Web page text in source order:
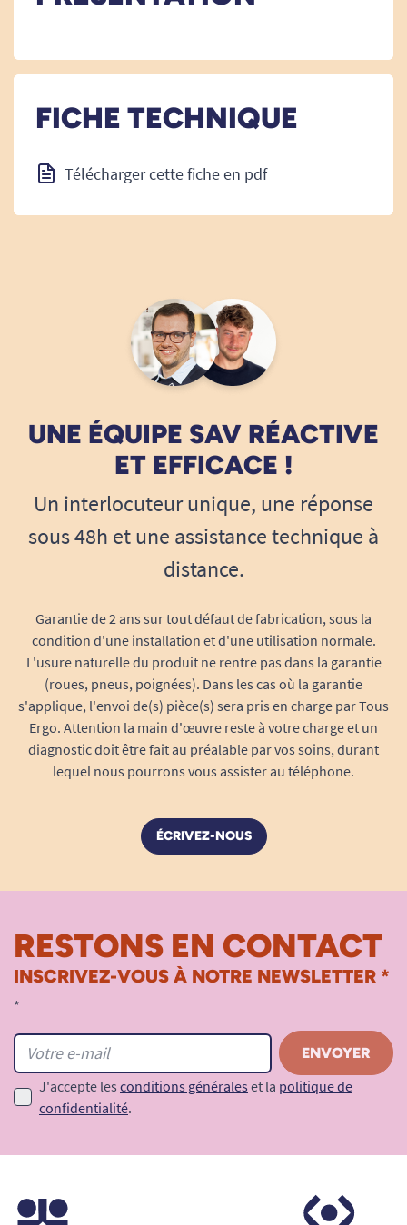
FICHE TECHNIQUE
Télécharger cette fiche en pdf
UNE ÉQUIPE SAV RÉACTIVE
ET EFFICACE !
Un interlocuteur unique, une réponse
sous 48h et une assistance technique à
distance.
Garantie de 2 ans sur tout défaut de fabrication, sous la
condition d'une installation et d'une utilisation normale.
L'usure naturelle du produit ne rentre pas dans la garantie
(roues, pneus, poignées). Dans les cas où la garantie
s'applique, l'envoi de(s) pièce(s) sera pris en charge par Tous
Ergo. Attention la main d'œuvre reste à votre charge et un
diagnostic doit être fait au préalable par vos soins, durant
lequel nous pourrons vous assister au téléphone.
ÉCRIVEZ-NOUS
RESTONS EN CONTACT
INSCRIVEZ-VOUS À NOTRE NEWSLETTER *
*
J'accepte les conditions générales et la politique de
confidentialité.